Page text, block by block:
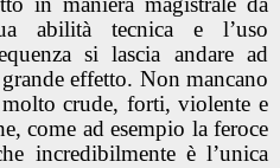
abilità tecnica e l’uso
si lascia andare ad
effetto. Non mancano
crude, forti, violente e
come ad esempio la feroce
incredibilmente è l’unica